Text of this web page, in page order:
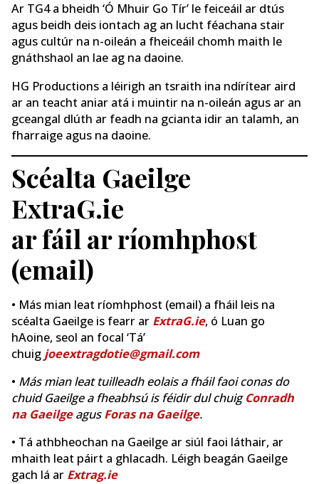
Ar TG4 a bheidh ‘Ó Mhuir Go Tír’ le feiceáil ar dtús
agus beidh deis iontach ag an lucht féachana stair
agus cultúr na n-oileán a fheiceáil chomh maith le
gnáthshaol an lae ag na daoine.
HG Productions a léirigh an tsraith ina ndírítear aird
ar an teacht aniar atá i muintir na n-oileán agus ar an
gceangal dlúth ar feadh na gcianta idir an talamh, an
fharraige agus na daoine.
Scéalta Gaeilge
ExtraG.ie
ar fáil ar ríomhphost
(email)
• Más mian leat ríomhphost (email) a fháil leis na
scéalta Gaeilge is fearr ar ExtraG.ie, ó Luan go
hAoine, seol an focal ‘Tá’
chuig joeextragdotie@gmail.com
• Más mian leat tuilleadh eolais a fháil faoi conas do
chuid Gaeilge a fheabhsú is féidir dul chuigConradh
na GaeilgeagusForas na Gaeilge.
• Tá athbheochan na Gaeilge ar siúl faoi láthair, ar
mhaith leat páirt a ghlacadh. Léigh beagán Gaeilge
gach lá ar Extrag.ie